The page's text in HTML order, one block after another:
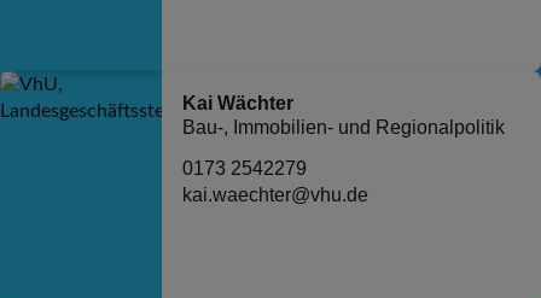
Kai Wächter
Bau-, Immobilien- und Regionalpolitik
0173 2542279
kai.waechter@vhu.de